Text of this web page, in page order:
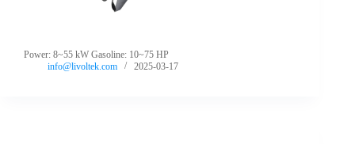
Power: 8~55 kW Gasoline: 10~75 HP
info@livoltek.com
2025-03-17